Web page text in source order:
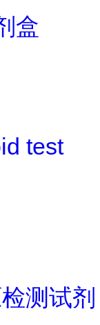
盒
test
测试剂